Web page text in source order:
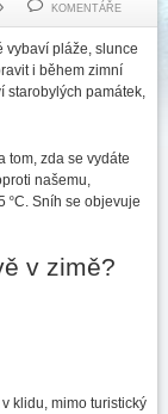
KOMENTÁŘE
vybaví pláže, slunce
i během zimní
starobylých památek,
tom, zda se vydáte
našemu,
ºC. Sníh se objevuje
v zimě?
klidu, mimo turistický